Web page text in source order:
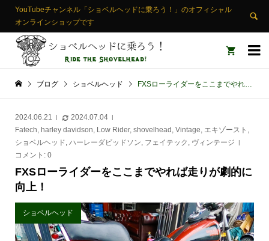
YouTubeチャンネル「ショベルヘッドに乗ろう！」のオフィシャル
オンラインショップです


ブログ ショベルヘッド FXSローライダーをここまでやれば走りが劇的に向上！
2024.06.21
2024.07.04
Fatech, harley davidson, Low Rider, shovelhead , Vintage, エキゾースト ,
ショベルヘッド, ハーレーダビッドソン, フェイテック , ヴィンテージ
コメント: 0
FXSローライダーをここまでやれば走りが劇的に
向上！
ショベルヘッド